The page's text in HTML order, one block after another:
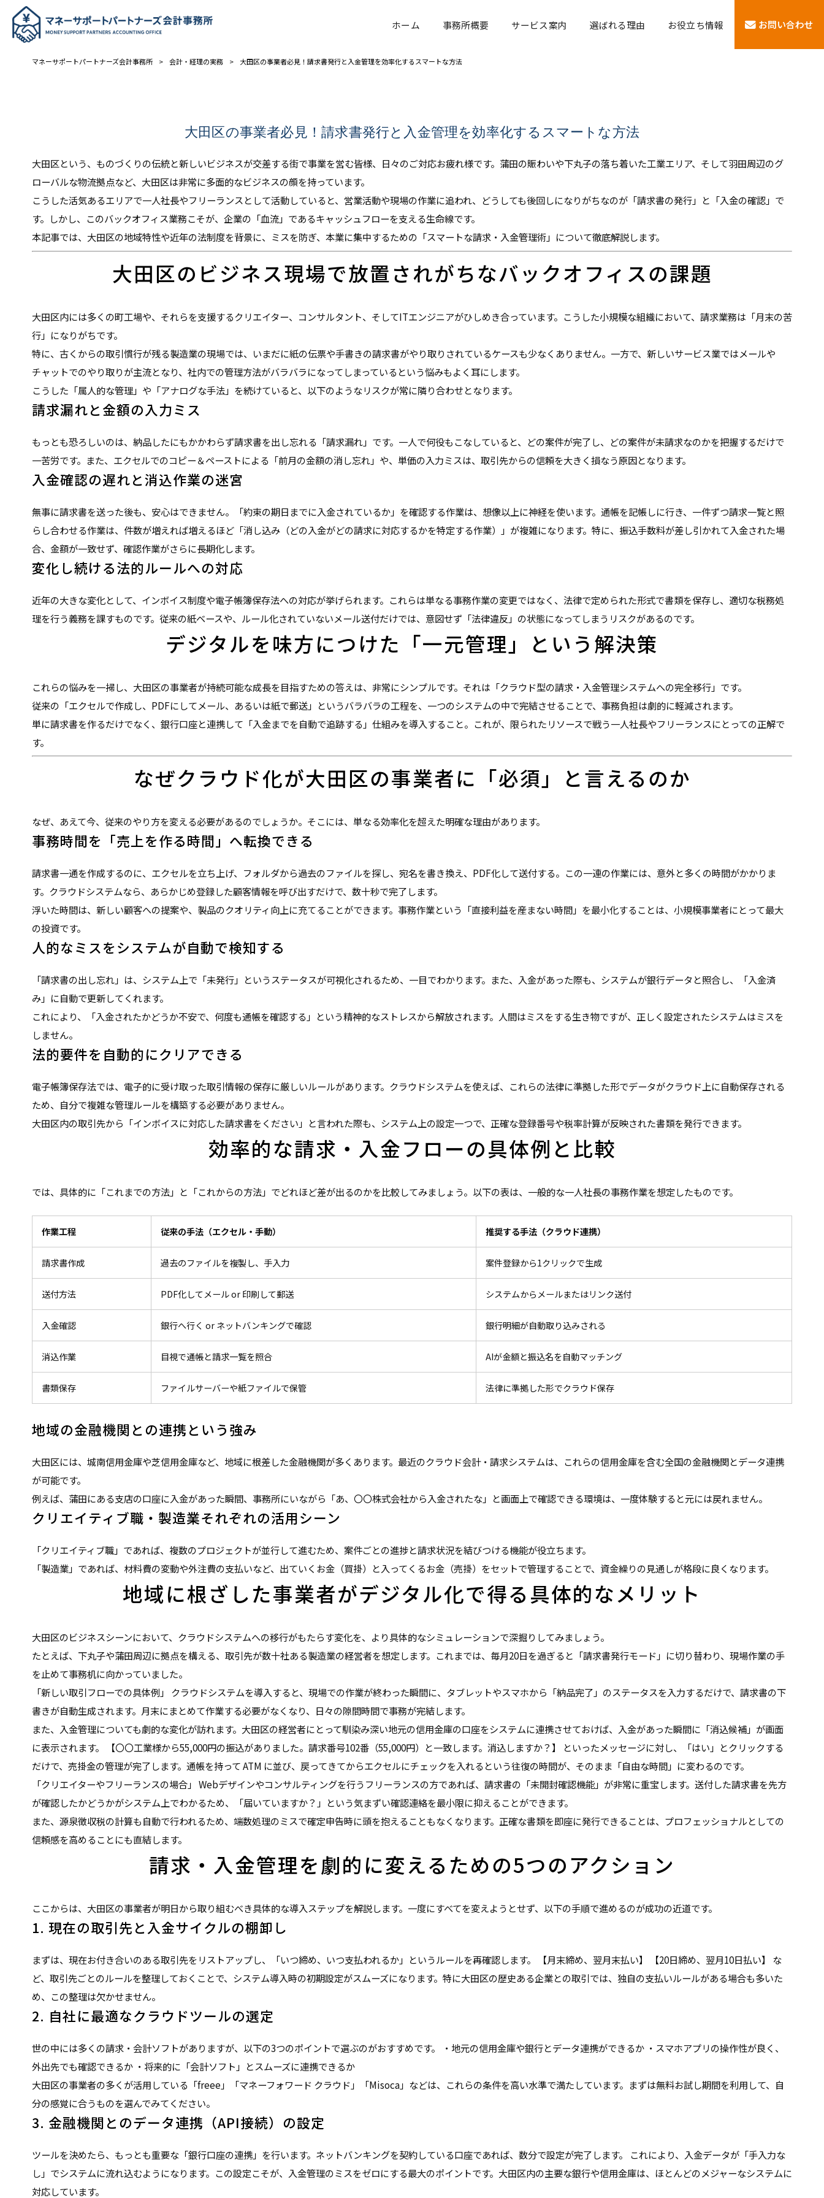
ホーム 事務所概要 サービス案内 選ばれる理由 お役立ち情報 お問い合わせ
マネーサポートパートナーズ会計事務所 > 会計・経理の実務 > 大田区の事業者必見！請求書発行と入金管理を効率化するスマートな方法
大田区の事業者必見！請求書発行と入金管理を効率化するスマートな方法
大田区という、ものづくりの伝統と新しいビジネスが交差する街で事業を営む皆様、日々のご対応お疲れ様です。蒲田の賑わいや下丸子の落ち着いた工業エリア、そして羽田周辺のグ
ローバルな物流拠点など、大田区は非常に多面的なビジネスの顔を持っています。
こうした活気あるエリアで一人社長やフリーランスとして活動していると、営業活動や現場の作業に追われ、どうしても後回しになりがちなのが「請求書の発行」と「入金の確認」で
す。しかし、このバックオフィス業務こそが、企業の「血流」であるキャッシュフローを支える生命線です。
本記事では、大田区の地域特性や近年の法制度を背景に、ミスを防ぎ、本業に集中するための「スマートな請求・入金管理術」について徹底解説します。
大田区のビジネス現場で放置されがちなバックオフィスの課題
大田区内には多くの町工場や、それらを支援するクリエイター、コンサルタント、そしてITエンジニアがひしめき合っています。こうした小規模な組織において、請求業務は「月末の苦
行」になりがちです。
特に、古くからの取引慣行が残る製造業の現場では、いまだに紙の伝票や手書きの請求書がやり取りされているケースも少なくありません。一方で、新しいサービス業ではメールや
チャットでのやり取りが主流となり、社内での管理方法がバラバラになってしまっているという悩みもよく耳にします。
こうした「属人的な管理」や「アナログな手法」を続けていると、以下のようなリスクが常に隣り合わせとなります。
請求漏れと金額の入力ミス
もっとも恐ろしいのは、納品したにもかかわらず請求書を出し忘れる「請求漏れ」です。一人で何役もこなしていると、どの案件が完了し、どの案件が未請求なのかを把握するだけで
一苦労です。また、エクセルでのコピー＆ペーストによる「前月の金額の消し忘れ」や、単価の入力ミスは、取引先からの信頼を大きく損なう原因となります。
入金確認の遅れと消込作業の迷宮
無事に請求書を送った後も、安心はできません。「約束の期日までに入金されているか」を確認する作業は、想像以上に神経を使います。通帳を記帳しに行き、一件ずつ請求一覧と照
らし合わせる作業は、件数が増えれば増えるほど「消し込み（どの入金がどの請求に対応するかを特定する作業）」が複雑になります。特に、振込手数料が差し引かれて入金された場
合、金額が一致せず、確認作業がさらに長期化します。
変化し続ける法的ルールへの対応
近年の大きな変化として、インボイス制度や電子帳簿保存法への対応が挙げられます。これらは単なる事務作業の変更ではなく、法律で定められた形式で書類を保存し、適切な税務処
理を行う義務を課すものです。従来の紙ベースや、ルール化されていないメール送付だけでは、意図せず「法律違反」の状態になってしまうリスクがあるのです。
デジタルを味方につけた「一元管理」という解決策
これらの悩みを一掃し、大田区の事業者が持続可能な成長を目指すための答えは、非常にシンプルです。それは「クラウド型の請求・入金管理システムへの完全移行」です。
従来の「エクセルで作成し、PDFにしてメール、あるいは紙で郵送」というバラバラの工程を、一つのシステムの中で完結させることで、事務負担は劇的に軽減されます。
単に請求書を作るだけでなく、銀行口座と連携して「入金までを自動で追跡する」仕組みを導入すること。これが、限られたリソースで戦う一人社長やフリーランスにとっての正解で
す。
なぜクラウド化が大田区の事業者に「必須」と言えるのか
なぜ、あえて今、従来のやり方を変える必要があるのでしょうか。そこには、単なる効率化を超えた明確な理由があります。
事務時間を「売上を作る時間」へ転換できる
請求書一通を作成するのに、エクセルを立ち上げ、フォルダから過去のファイルを探し、宛名を書き換え、PDF化して送付する。この一連の作業には、意外と多くの時間がかかりま
す。クラウドシステムなら、あらかじめ登録した顧客情報を呼び出すだけで、数十秒で完了します。
浮いた時間は、新しい顧客への提案や、製品のクオリティ向上に充てることができます。事務作業という「直接利益を産まない時間」を最小化することは、小規模事業者にとって最大
の投資です。
人的なミスをシステムが自動で検知する
「請求書の出し忘れ」は、システム上で「未発行」というステータスが可視化されるため、一目でわかります。また、入金があった際も、システムが銀行データと照合し、「入金済
み」に自動で更新してくれます。
これにより、「入金されたかどうか不安で、何度も通帳を確認する」という精神的なストレスから解放されます。人間はミスをする生き物ですが、正しく設定されたシステムはミスを
しません。
法的要件を自動的にクリアできる
電子帳簿保存法では、電子的に受け取った取引情報の保存に厳しいルールがあります。クラウドシステムを使えば、これらの法律に準拠した形でデータがクラウド上に自動保存される
ため、自分で複雑な管理ルールを構築する必要がありません。
大田区内の取引先から「インボイスに対応した請求書をください」と言われた際も、システム上の設定一つで、正確な登録番号や税率計算が反映された書類を発行できます。
効率的な請求・入金フローの具体例と比較
では、具体的に「これまでの方法」と「これからの方法」でどれほど差が出るのかを比較してみましょう。以下の表は、一般的な一人社長の事務作業を想定したものです。
作業工程 従来の手法（エクセル・手動） 推奨する手法（クラウド連携）
請求書作成 過去のファイルを複製し、手入力 案件登録から1クリックで生成
送付方法 PDF化してメール or 印刷して郵送 システムからメールまたはリンク送付
入金確認 銀行へ行く or ネットバンキングで確認 銀行明細が自動取り込みされる
消込作業 目視で通帳と請求一覧を照合 AIが金額と振込名を自動マッチング
書類保存 ファイルサーバーや紙ファイルで保管 法律に準拠した形でクラウド保存
地域の金融機関との連携という強み
大田区には、城南信用金庫や芝信用金庫など、地域に根差した金融機関が多くあります。最近のクラウド会計・請求システムは、これらの信用金庫を含む全国の金融機関とデータ連携
が可能です。
例えば、蒲田にある支店の口座に入金があった瞬間、事務所にいながら「あ、〇〇株式会社から入金されたな」と画面上で確認できる環境は、一度体験すると元には戻れません。
クリエイティブ職・製造業それぞれの活用シーン
「クリエイティブ職」であれば、複数のプロジェクトが並行して進むため、案件ごとの進捗と請求状況を結びつける機能が役立ちます。
「製造業」であれば、材料費の変動や外注費の支払いなど、出ていくお金（買掛）と入ってくるお金（売掛）をセットで管理することで、資金繰りの見通しが格段に良くなります。
地域に根ざした事業者がデジタル化で得る具体的なメリット
大田区のビジネスシーンにおいて、クラウドシステムへの移行がもたらす変化を、より具体的なシミュレーションで深掘りしてみましょう。
たとえば、下丸子や蒲田周辺に拠点を構える、取引先が数十社ある製造業の経営者を想定します。これまでは、毎月20日を過ぎると「請求書発行モード」に切り替わり、現場作業の手
を止めて事務机に向かっていました。
「新しい取引フローでの具体例」 クラウドシステムを導入すると、現場での作業が終わった瞬間に、タブレットやスマホから「納品完了」のステータスを入力するだけで、請求書の下
書きが自動生成されます。月末にまとめて作業する必要がなくなり、日々の隙間時間で事務が完結します。
また、入金管理についても劇的な変化が訪れます。大田区の経営者にとって馴染み深い地元の信用金庫の口座をシステムに連携させておけば、入金があった瞬間に「消込候補」が画面
に表示されます。 【〇〇工業様から55,000円の振込がありました。請求番号102番（55,000円）と一致します。消込しますか？】 といったメッセージに対し、「はい」とクリックする
だけで、売掛金の管理が完了します。通帳を持って ATM に並び、戻ってきてからエクセルにチェックを入れるという往復の時間が、そのまま「自由な時間」に変わるのです。
「クリエイターやフリーランスの場合」 Webデザインやコンサルティングを行うフリーランスの方であれば、請求書の「未開封確認機能」が非常に重宝します。送付した請求書を先方
が確認したかどうかがシステム上でわかるため、「届いていますか？」という気まずい確認連絡を最小限に抑えることができます。
また、源泉徴収税の計算も自動で行われるため、端数処理のミスで確定申告時に頭を抱えることもなくなります。正確な書類を即座に発行できることは、プロフェッショナルとしての
信頼感を高めることにも直結します。
請求・入金管理を劇的に変えるための5つのアクション
ここからは、大田区の事業者が明日から取り組むべき具体的な導入ステップを解説します。一度にすべてを変えようとせず、以下の手順で進めるのが成功の近道です。
1. 現在の取引先と入金サイクルの棚卸し
まずは、現在お付き合いのある取引先をリストアップし、「いつ締め、いつ支払われるか」というルールを再確認します。 【月末締め、翌月末払い】 【20日締め、翌月10日払い】 な
ど、取引先ごとのルールを整理しておくことで、システム導入時の初期設定がスムーズになります。特に大田区の歴史ある企業との取引では、独自の支払いルールがある場合も多いた
め、この整理は欠かせません。
2. 自社に最適なクラウドツールの選定
世の中には多くの請求・会計ソフトがありますが、以下の3つのポイントで選ぶのがおすすめです。 ・地元の信用金庫や銀行とデータ連携ができるか ・スマホアプリの操作性が良く、
外出先でも確認できるか ・将来的に「会計ソフト」とスムーズに連携できるか
大田区の事業者の多くが活用している「freee」「マネーフォワード クラウド」「Misoca」などは、これらの条件を高い水準で満たしています。まずは無料お試し期間を利用して、自
分の感覚に合うものを選んでみてください。
3. 金融機関とのデータ連携（API接続）の設定
ツールを決めたら、もっとも重要な「銀行口座の連携」を行います。ネットバンキングを契約している口座であれば、数分で設定が完了します。 これにより、入金データが「手入力な
し」でシステムに流れ込むようになります。この設定こそが、入金管理のミスをゼロにする最大のポイントです。大田区内の主要な銀行や信用金庫は、ほとんどのメジャーなシステムに
対応しています。